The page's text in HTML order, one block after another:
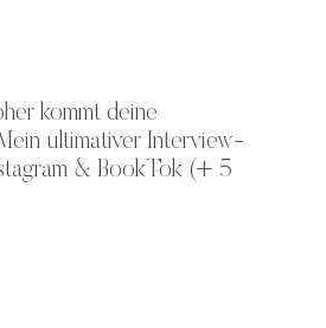
kommt deine
ultimativer Interview-
& BookTok (+ 5